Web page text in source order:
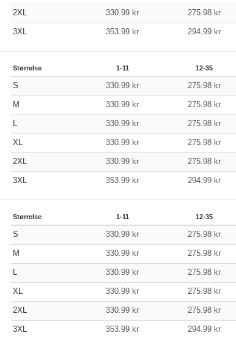
2XL 330.99 kr 275.98 kr
3XL 353.99 kr 294.99 kr
Størrelse 1-11 12-35
S 330.99 kr 275.98 kr
M 330.99 kr 275.98 kr
330.99 kr 275.98 kr
XL 330.99 kr 275.98 kr
2XL 330.99 kr 275.98 kr
3XL 353.99 kr 294.99 kr
Størrelse 1-11 12-35
S 330.99 kr 275.98 kr
M 330.99 kr 275.98 kr
330.99 kr 275.98 kr
XL 330.99 kr 275.98 kr
2XL 330.99 kr 275.98 kr
3XL 353.99 kr 294.99 kr